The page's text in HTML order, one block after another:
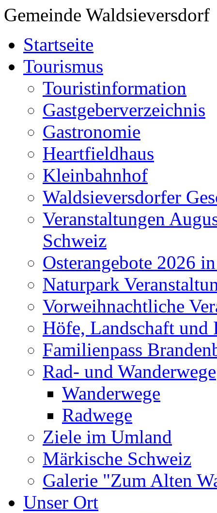
Gemeinde Waldsieversdorf
Startseite
Tourismus
Touristinformation
Gastgeberverzeichnis
Gastronomie
Heartfieldhaus
Kleinbahnhof
Waldsieversdorfer
Veranstaltungen
Schweiz
Osterangebote 2026
Naturpark
Vorweihnachtliche
Höfe, Landschaft und
Familienpass
Rad- und Wanderwege
Wanderwege
Radwege
Ziele im Umland
Märkische Schweiz
Galerie "Zum Alten
Unser Ort